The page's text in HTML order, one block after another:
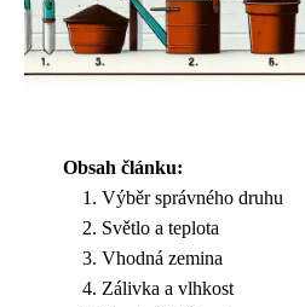
Obsah článku:
Výběr správného druhu
Světlo a teplota
Vhodná zemina
Zálivka a vlhkost